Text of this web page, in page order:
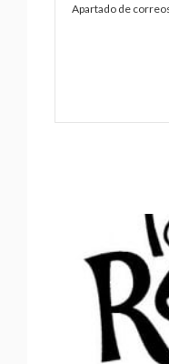
Apartado de